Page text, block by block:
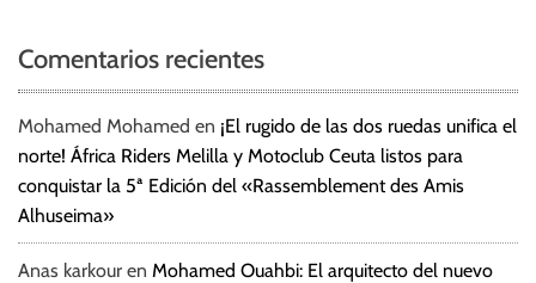
Comentarios recientes
Mohamed Mohamed en ¡El rugido de las dos ruedas unifica el
norte! África Riders Melilla y Motoclub Ceuta listos para
conquistar la 5ª Edición del «Rassemblement des Amis
Alhuseima»
Anas karkour en Mohamed Ouahbi: El arquitecto del nuevo